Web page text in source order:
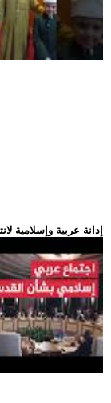
.. إدانة عربية وإسلامية